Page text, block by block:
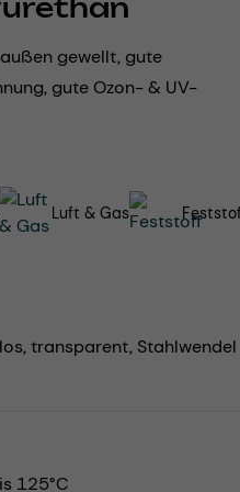
gewellt, gute
gute Ozon- & UV-
Luft & Gas
transparent,
125°C